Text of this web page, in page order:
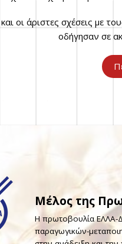
οι άριστες σχέσεις με
οδήγησαν σε
Μέλος της
Η πρωτοβουλία ΕΛΛΑ-
παραγωγικών-